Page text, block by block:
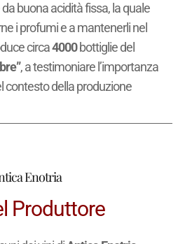
buona acidità fissa, la quale
i profumi e a mantenerli nel
circa4000bottiglie del
, a testimoniare l’importanza
contesto della produzione
Enotria
Produttore